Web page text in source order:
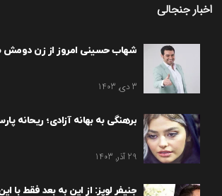
اخبار جنجالی
شهاب حسینی امروز از زن
3 دی, 1403
برهنگی به بهانه آزادی؛ ریحانه
29 آذر, 1403
جنیفر لوپز: از این به بعد فقط با